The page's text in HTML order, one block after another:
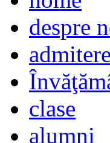
despre
admitere
clase
alumni